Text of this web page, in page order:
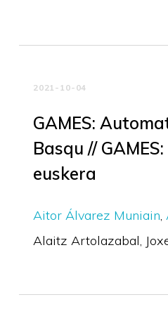
2021-10-04
GAMES:
Basqu //
euskera
Aitor Álvarez Muniain
Alaitz Artolazabal